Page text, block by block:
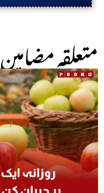
:متعلقہ مضامین